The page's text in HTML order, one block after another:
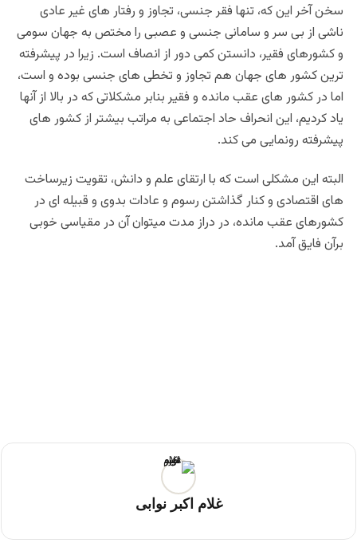
سخن آخر این که، تنها فقر جنسی، تجاوز و رفتار های غیر عادی
ناشی از بی سر و سامانی جنسی و عصبی را مختص به جهان سومی
و کشورهای فقیر، دانستن کمی دور از انصاف است. زیرا در پیشرفته
ترین کشور های جهان هم تجاوز و تخطی های جنسی بوده و است،
اما در کشور های عقب مانده و فقیر بنابر مشکلاتی که در بالا از آنها
یاد کردیم، این انحراف حاد اجتماعی به مراتب بیشتر از کشور های
پیشرفته رونمایی می کند.
البته این مشکلی است که با ارتقای علم و دانش، تقویت زیرساخت
های اقتصادی و کنار گذاشتن رسوم و عادات بدوی و قبیله ای در
کشورهای عقب مانده، در دراز مدت میتوان آن در مقیاسی خوبی
برآن فایق آمد.
غلام اکبر نوابی